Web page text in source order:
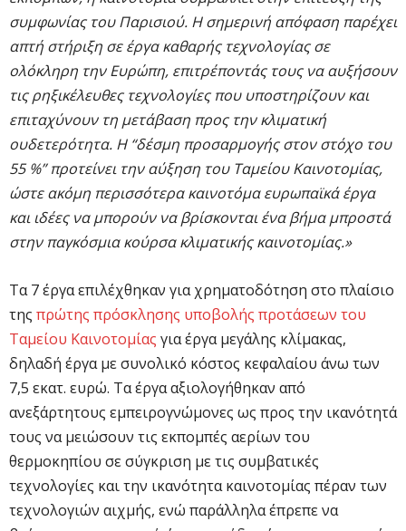
συμφωνίας του Παρισιού. Η σημερινή απόφαση παρέχει
απτή στήριξη σε έργα καθαρής τεχνολογίας σε
ολόκληρη την Ευρώπη, επιτρέποντάς τους να αυξήσουν
τις ρηξικέλευθες τεχνολογίες που υποστηρίζουν και
επιταχύνουν τη μετάβαση προς την κλιματική
ουδετερότητα. Η “δέσμη προσαρμογής στον στόχο του
55 %” προτείνει την αύξηση του Ταμείου Καινοτομίας,
ώστε ακόμη περισσότερα καινοτόμα ευρωπαϊκά έργα
και ιδέες να μπορούν να βρίσκονται ένα βήμα μπροστά
στην παγκόσμια κούρσα κλιματικής καινοτομίας.»
Τα 7 έργα επιλέχθηκαν για χρηματοδότηση στο πλαίσιο
της πρώτης πρόσκλησης υποβολής προτάσεων του
Ταμείου Καινοτομίας για έργα μεγάλης κλίμακας,
δηλαδή έργα με συνολικό κόστος κεφαλαίου άνω των
7,5 εκατ. ευρώ. Τα έργα αξιολογήθηκαν από
ανεξάρτητους εμπειρογνώμονες ως προς την ικανότητά
τους να μειώσουν τις εκπομπές αερίων του
θερμοκηπίου σε σύγκριση με τις συμβατικές
τεχνολογίες και την ικανότητα καινοτομίας πέραν των
τεχνολογιών αιχμής, ενώ παράλληλα έπρεπε να